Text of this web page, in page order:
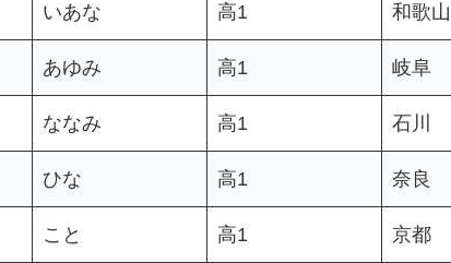
いあな 高1 和歌山
あゆみ 高1 岐阜
ななみ 高1 石川
ひな 高1 奈良
こと 高1 京都